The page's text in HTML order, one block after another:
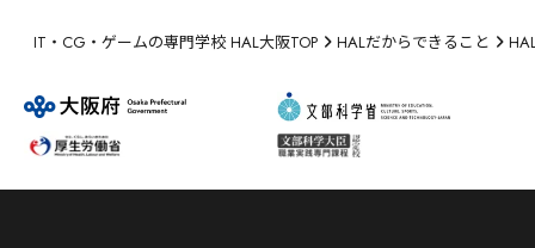
IT・CG・ゲームの専門学校 HAL大阪TOP HALだからできること